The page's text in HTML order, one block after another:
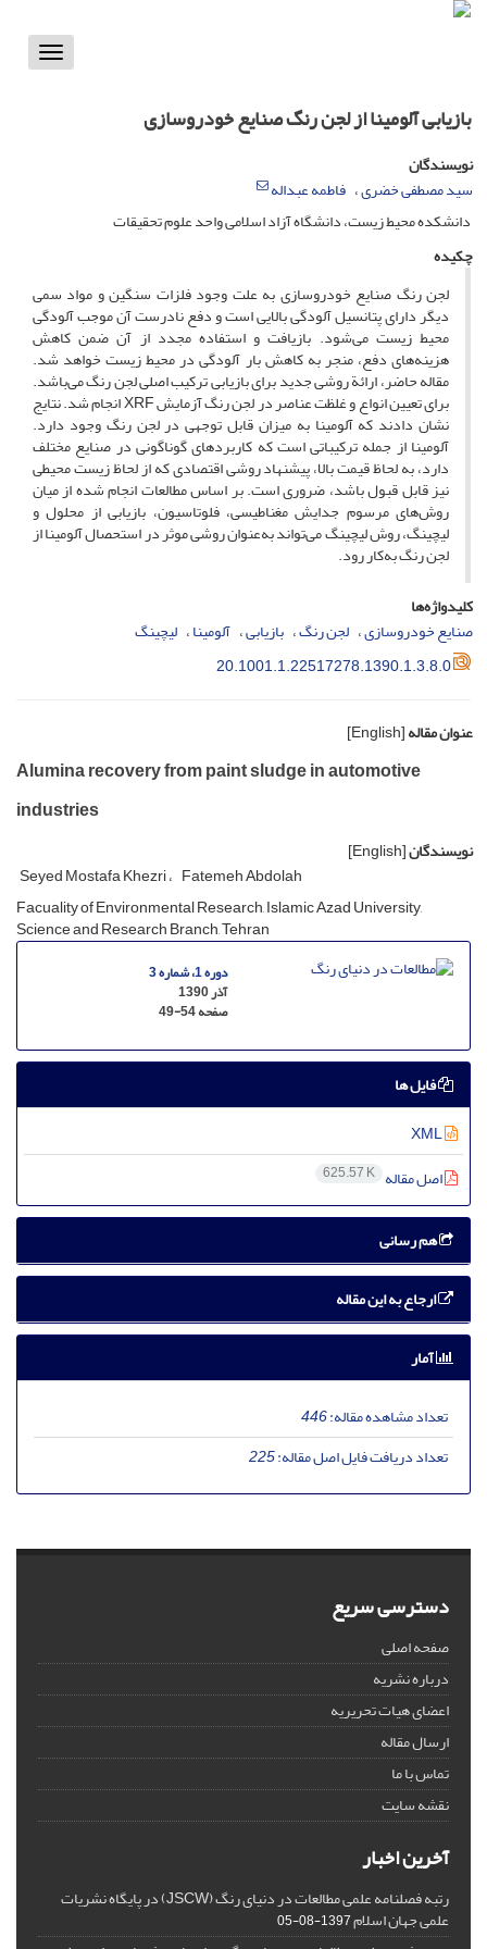
Toggle
بازیابی آلومینا از لجن رنگ صنایع خودروسازی
نویسندگان
سید مصطفی خضری فاطمه عبداله
دانشکده محیط زیست، دانشگاه آزاد اسلامی واحد علوم تحقیقات
چکیده
لجن رنگ صنایع خودروسازی به علت وجود فلزات سنگین و مواد سمی
دیگر دارای پتانسیل آلودگی بالایی است و دفع نادرست آن موجب آلودگی
محیط زیست می‌شود. بازیافت و استفاده مجدد از آن ضمن کاهش
هزینه‌های دفع، منجر به کاهش بار آلودگی در محیط زیست خواهد شد.
مقاله حاضر، ارائة روشی جدید برای بازیابی ترکیب اصلی لجن رنگ می‌باشد.
برای تعیین انواع و غلظت عناصر در لجن رنگ آزمایش XRF انجام شد. نتایج
نشان دادند که آلومینا به میزان قابل توجهی در لجن رنگ وجود دارد.
آلومینا از جمله ترکیباتی است که کاربردهای گوناگونی در صنایع مختلف
دارد، به لحاظ قیمت بالا، پیشنهاد روشی اقتصادی که از لحاظ زیست محیطی
نیز قابل قبول باشد، ضروری است. بر اساس مطالعات انجام شده از میان
روش‌های مرسوم جدایش مغناطیسی، فلوتاسیون، بازیابی از محلول و
لیچینگ، روش لیچینگ می‌تواند به‌عنوان روشی موثر در استحصال آلومینا از
لجن رنگ به‌کار رود.
کلیدواژه‌ها
صنایع خودروسازی لجن رنگ بازیابی آلومینا لیچینگ
20.1001.1.22517278.1390.1.3.8.0
عنوان مقاله[English]
Alumina recovery from paint sludge in automotive
industries
نویسندگان[English]
Seyed Mostafa Khezri Fatemeh Abdolah
Facuality of Environmental Research, Islamic Azad University,
Science and Research Branch, Tehran
دوره 1، شماره 3
آذر 1390
صفحه49-54
فایل ها
اصل مقاله 625.57 K
هم رسانی
ارجاع به این مقاله
آمار
تعداد مشاهده مقاله:446
تعداد دریافت فایل اصل مقاله:225
دسترسی سریع
صفحه اصلی
درباره نشریه
اعضای هیات تحریریه
ارسال مقاله
تماس با ما
نقشه سایت
آخرین اخبار
رتبه فصلنامه علمی مطالعات در دنیای رنگ (JSCW) در پایگاه نشریات
علمی جهان اسلام1397-08-05